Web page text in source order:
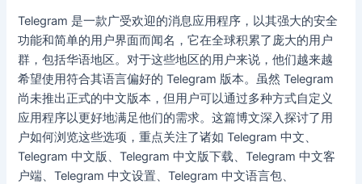
Telegram 是一款广受欢迎的消息应用程序，以其强大的安全
功能和简单的用户界面而闻名，它在全球积累了庞大的用户
群，包括华语地区。对于这些地区的用户来说，他们越来越
希望使用符合其语言偏好的 Telegram 版本。虽然 Telegram
尚未推出正式的中文版本，但用户可以通过多种方式自定义
应用程序以更好地满足他们的需求。这篇博文深入探讨了用
户如何浏览这些选项，重点关注了诸如 Telegram 中文、
Telegram 中文版、Telegram 中文版下载、Telegram 中文客
户端、Telegram 中文设置、Telegram 中文语言包、